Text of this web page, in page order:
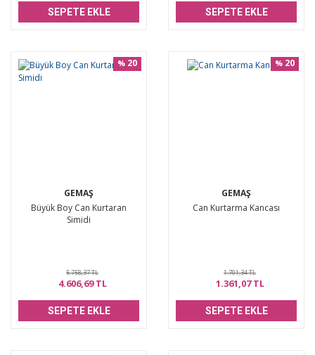
SEPETE EKLE SEPETE EKLE
GEMAŞ
Büyük Boy Can Kurtaran
Simidi
% 20
5.758,37 TL
4.606,69 TL
SEPETE EKLE
GEMAŞ
Can Kurtarma Kancası
% 20
1.701,34 TL
1.361,07 TL
SEPETE EKLE